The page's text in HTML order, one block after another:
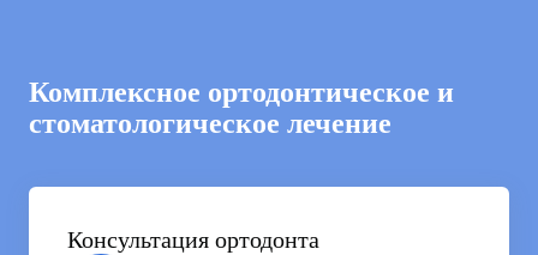
Комплексное ортодонтическое и
стоматологическое лечение
Консультация ортодонта